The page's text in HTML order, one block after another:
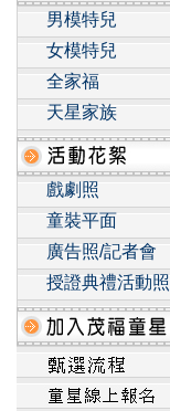
男模特兒
女模特兒
全家福
天星家族
戲劇照
童裝平面
廣告照/記者會
授證典禮活動照